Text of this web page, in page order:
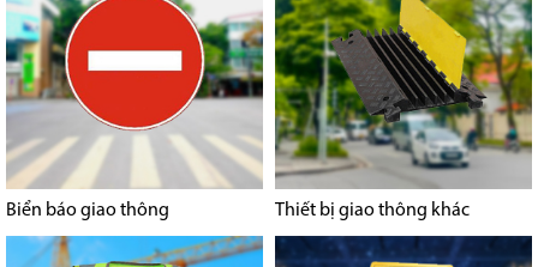
Biển báo giao thông Thiết bị giao thông khác